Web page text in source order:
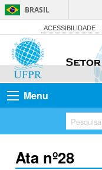
BRASIL
ACESSIBILIDADE
Menu
Ata nº28